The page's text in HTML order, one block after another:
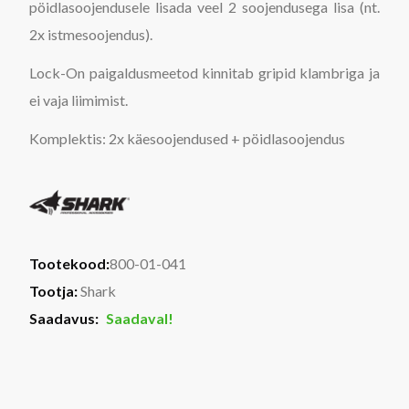
pöidlasoojendusele lisada veel 2 soojendusega lisa (nt.
2x istmesoojendus).
Lock-On paigaldusmeetod kinnitab gripid klambriga ja
ei vaja liimimist.
Komplektis: 2x käesoojendused + pöidlasoojendus
Tootekood:800-01-041
Tootja:Shark
Saadavus: Saadaval!